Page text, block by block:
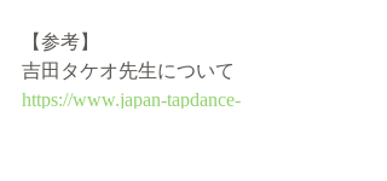
【参考】
吉田タケオ先生について
https://www.japan-tapdance-